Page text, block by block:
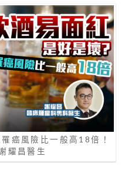
癌風險比一般高18倍！
耀昌醫生